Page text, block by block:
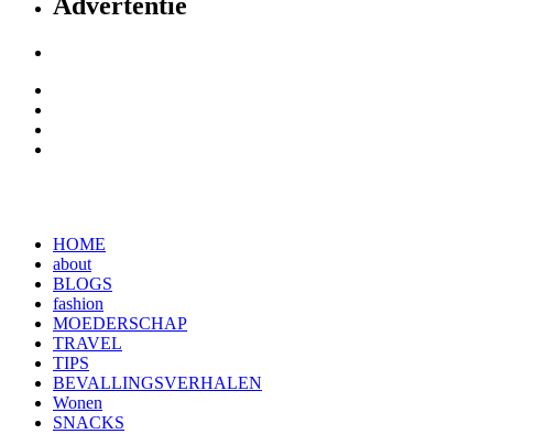
Advertentie
HOME
about
BLOGS
fashion
MOEDERSCHAP
TRAVEL
TIPS
BEVALLINGSVERHALEN
Wonen
SNACKS